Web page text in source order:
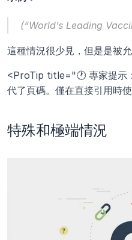
(“World’s Leading
這種情況很少見，但是是被允
<ProTip title="🕐 專家提示
代了頁碼。僅在直接引用時
特殊和極端情況